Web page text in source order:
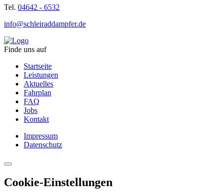
Tel. 04642 - 6532
info@schleiraddampfer.de
Finde uns auf
Startseite
Leistungen
Aktuelles
Fahrplan
FAQ
Jobs
Kontakt
Impressum
Datenschutz
Cookie-Einstellungen